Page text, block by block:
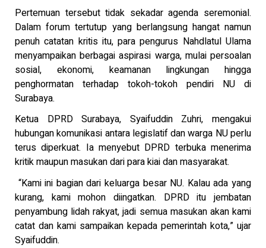
Pertemuan tersebut tidak sekadar agenda seremonial.
Dalam forum tertutup yang berlangsung hangat namun
penuh catatan kritis itu, para pengurus Nahdlatul Ulama
menyampaikan berbagai aspirasi warga, mulai persoalan
sosial, ekonomi, keamanan lingkungan hingga
penghormatan terhadap tokoh-tokoh pendiri NU di
Surabaya.
Ketua DPRD Surabaya, Syaifuddin Zuhri, mengakui
hubungan komunikasi antara legislatif dan warga NU perlu
terus diperkuat. Ia menyebut DPRD terbuka menerima
kritik maupun masukan dari para kiai dan masyarakat.
“Kami ini bagian dari keluarga besar NU. Kalau ada yang
kurang, kami mohon diingatkan. DPRD itu jembatan
penyambung lidah rakyat, jadi semua masukan akan kami
catat dan kami sampaikan kepada pemerintah kota,” ujar
Syaifuddin.